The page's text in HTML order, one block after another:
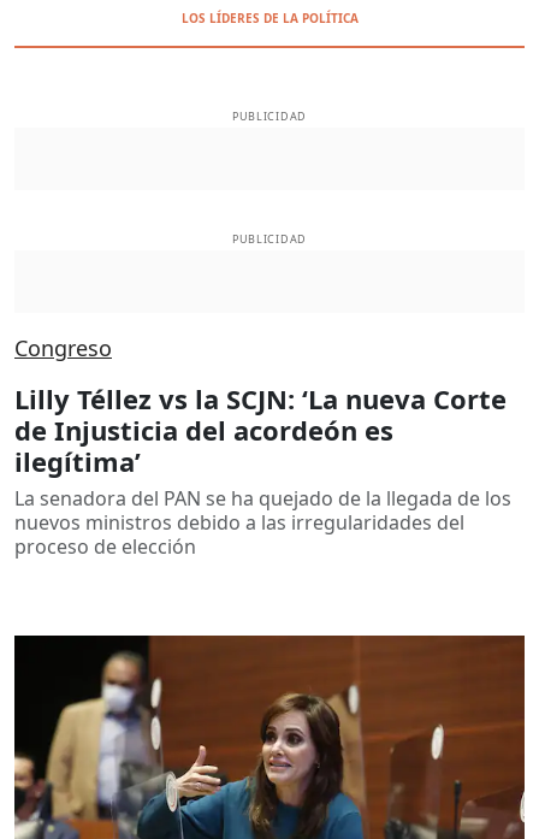
LOS LÍDERES DE LA POLÍTICA
PUBLICIDAD
PUBLICIDAD
Congreso
Lilly Téllez vs la SCJN: ‘La nueva Corte
de Injusticia del acordeón es
ilegítima’
La senadora del PAN se ha quejado de la llegada de los
nuevos ministros debido a las irregularidades del
proceso de elección